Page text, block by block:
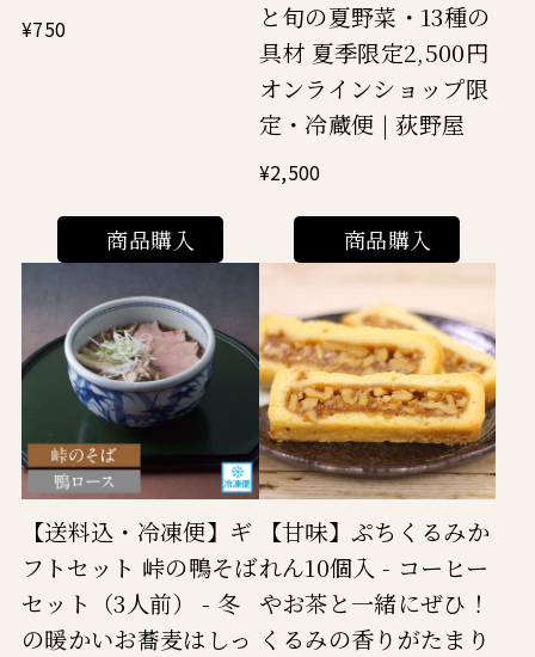
¥750
商品購入
と旬の夏野菜・13種の
具材 夏季限定2,500円
オンラインショップ限
定・冷蔵便 | 荻野屋
¥2,500
商品購入
【送料込・冷凍便】ギ
フトセット 峠の鴨そば
セット（3人前） - 冬
の暖かいお蕎麦はしっ
【甘味】ぷちくるみか
れん10個入 - コーヒー
やお茶と一緒にぜひ！
くるみの香りがたまり